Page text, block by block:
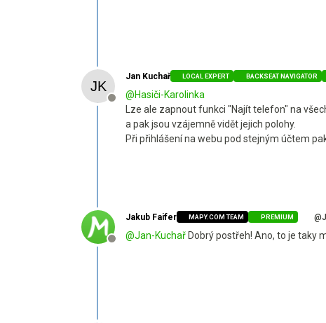
Offline
Jan Kuchař LOCAL EXPERT BACKSEAT NAVIGATOR
@Hasiči-Karolinka
Lze ale zapnout funkci "Najít telefon" na
a pak jsou vzájemně vidět jejich polohy.
Při přihlášení na webu pod stejným účtem
Offline
Jakub Faifer MAPY.COM TEAM PREMIUM
@Jan-Kuchař Dobrý postřeh! Ano, to je taky